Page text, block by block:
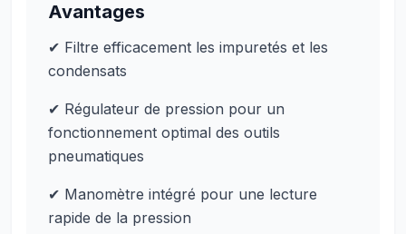
Avantages
✔ Filtre efficacement les impuretés et les
condensats
✔ Régulateur de pression pour un
fonctionnement optimal des outils
pneumatiques
✔ Manomètre intégré pour une lecture
rapide de la pression